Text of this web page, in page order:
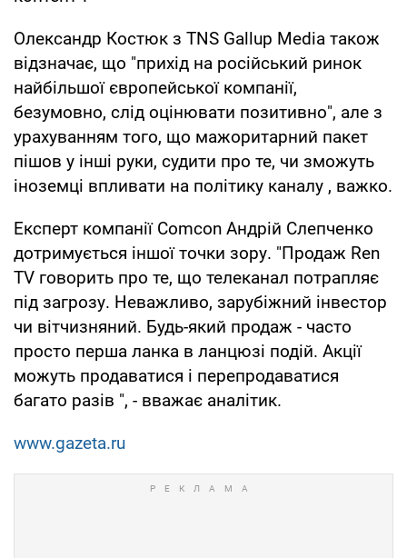
Олександр Костюк з TNS Gallup Media також
відзначає, що "прихід на російський ринок
найбільшої європейської компанії,
безумовно, слід оцінювати позитивно", але з
урахуванням того, що мажоритарний пакет
пішов у інші руки, судити про те, чи зможуть
іноземці впливати на політику каналу , важко.
Експерт компанії Сomcon Андрій Слепченко
дотримується іншої точки зору. "Продаж Ren
TV говорить про те, що телеканал потрапляє
під загрозу. Неважливо, зарубіжний інвестор
чи вітчизняний. Будь-який продаж - часто
просто перша ланка в ланцюзі подій. Акції
можуть продаватися і перепродаватися
багато разів ", - вважає аналітик.
www.gazeta.ru